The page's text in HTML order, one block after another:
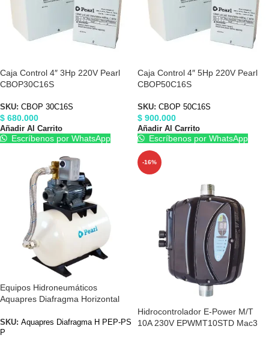
Caja Control 4″ 3Hp 220V Pearl
CBOP30C16S
SKU: CBOP 30C16S
$ 680.000
Añadir Al Carrito
Escríbenos por WhatsApp
Caja Control 4″ 5Hp 220V Pearl
CBOP50C16S
SKU: CBOP 50C16S
$ 900.000
Añadir Al Carrito
Escríbenos por WhatsApp
Equipos Hidroneumáticos
Aquapres Diafragma Horizontal
SKU: Aquapres Diafragma H PEP-PS
P
-16%
Hidrocontrolador E-Power M/T
10A 230V EPWMT10STD Mac3